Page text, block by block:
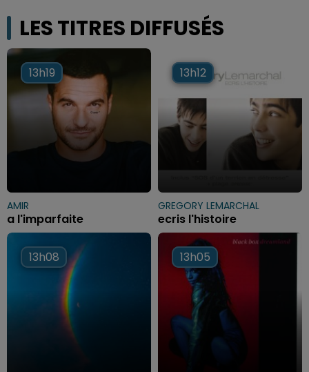
LES TITRES DIFFUSÉS
13h19
13h19
AMIR
a l'imparfaite
13h12
13h12
GREGORY LEMARCHAL
ecris l'histoire
13h08
13h08 13h05
13h05